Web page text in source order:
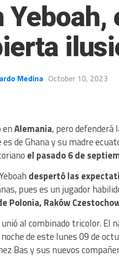
Medina October 10, 2023
enAlemania, pero defenderá
es de Ghana y su madre
el pasado 6 de
despertó las
pues es un jugador
Polonia, Raków
unió al combinado tricolor. El
de este lunes 09 de
Bas y sus nuevos